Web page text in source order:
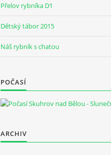
Přelov rybníka D1
Dětský tábor 2015
Náš rybník s chatou
POČASÍ
ARCHIV